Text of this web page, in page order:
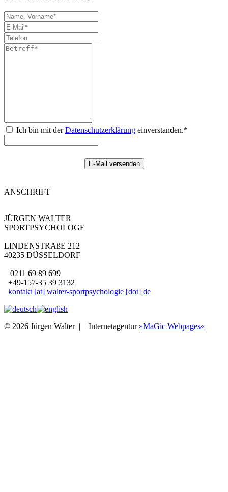
Ich bin mit derDatenschutzerklärung einverstanden.*
ANSCHRIFT
JÜRGEN WALTER
SPORTPSYCHOLOGE
LINDENSTRAßE 212
40235 DÜSSELDORF
0211 69 89 699
+49-157-35 39 3132
kontakt [at] walter-sportpsychologie [dot] de
© 2026 Jürgen Walter | Internetagentur »MaGic Webpages«